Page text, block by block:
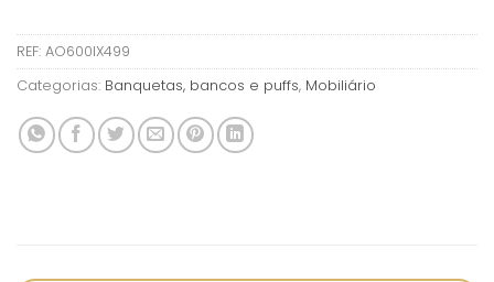
REF: AO600IX499
Categorias: Banquetas, bancos e puffs, Mobiliário